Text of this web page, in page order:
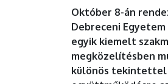
DEBRECENI
EGYETEM
Október 8-án
Debreceni
egyik kiemelt
megközelítésben
különös tekintettel